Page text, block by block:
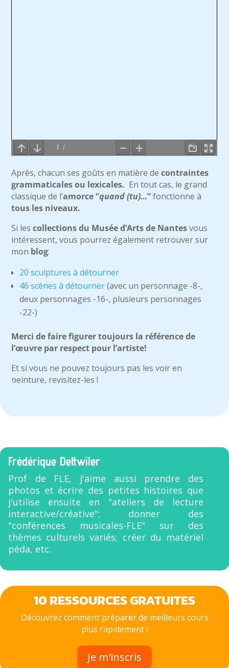
Après, chacun ses goûts en matière decontraintes
grammaticales ou lexicales. En tout cas, le grand
classique de l’amorce “quand (tu)…”fonctionne à
tous les niveaux.
Si lescollections du Musée d’Arts de Nantesvous
intéressent, vous pourrez également retrouver sur
mon blog:
20 sculptures à détourner
46 scènes à détourner(avec un personnage -8-,
deux personnages -16-, plusieurs personnages
-22-)
Merci de faire figurer toujours la référence de
l’œuvre par respect pour l’artiste!
Et si vous ne pouvez toujours pas les voir en
peinture, revisitez-les !
Frédérique Dettwiler
Prof de FLE, j'aime aussi prendre des
photos et écrire des petites histoires que
j'utilise ensuite en "ateliers de lecture
interactive/créative"; donner des
"conférences musicales-FLE" sur des
thèmes culturels variés; créer du matériel
péda, etc.
10 RESSOURCES GRATUITES
Découvrez comment préparer de meilleurs cours
plus rapidement !
Je m'inscris